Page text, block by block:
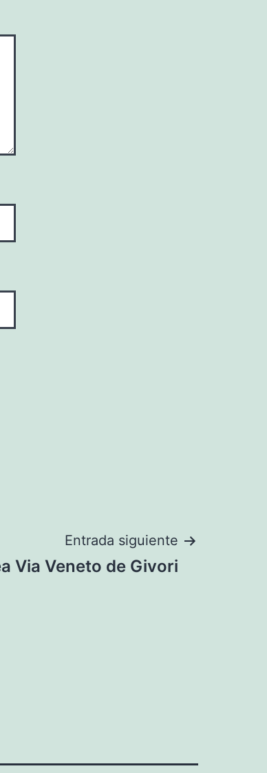
Entrada siguiente
Via Veneto de Givori